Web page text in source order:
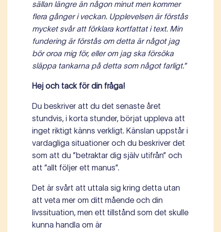
sällan längre än någon minut men kommer
flera gånger i veckan. Upplevelsen är förstås
mycket svår att förklara kortfattat i text. Min
fundering är förstås om detta är något jag
bör oroa mig för, eller om jag ska försöka
släppa tankarna på detta som något farligt.”
Hej och tack för din fråga!
Du beskriver att du det senaste året
stundvis, i korta stunder, börjat uppleva att
inget riktigt känns verkligt. Känslan uppstår i
vardagliga situationer och du beskriver det
som att du ”betraktar dig själv utifrån” och
att ”allt följer ett manus”.
Det är svårt att uttala sig kring detta utan
att veta mer om ditt mående och din
livssituation, men ett tillstånd som det skulle
kunna handla om är